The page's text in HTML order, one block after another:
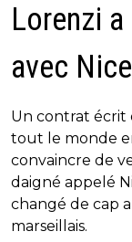
Lorenzi
avec Nice
Un contrat écrit
tout le monde
convaincre de
daigné appelé
changé de cap
marseillais.